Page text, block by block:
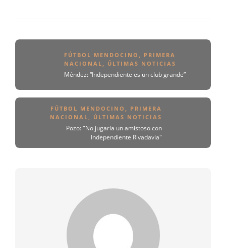
FÚTBOL MENDOCINO , PRIMERA
NACIONAL , ÚLTIMAS NOTICIAS
Méndez: “Independiente es un club grande”
FÚTBOL MENDOCINO , PRIMERA
NACIONAL , ÚLTIMAS NOTICIAS
Pozo: "No jugaría un amistoso con
Independiente Rivadavia"